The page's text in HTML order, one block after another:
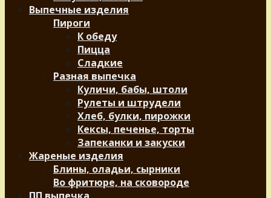
Выпечные изделия
Пироги
К обеду
Пицца
Сладкие
Разная выпечка
Куличи, бабы, штоли
Рулеты и штрудели
Хлеб, булки, пирожки
Кексы, печенье, торты
Запеканки и закуски
Жареные изделия
Блины, оладьи, сырники
Во фритюре, на сковороде